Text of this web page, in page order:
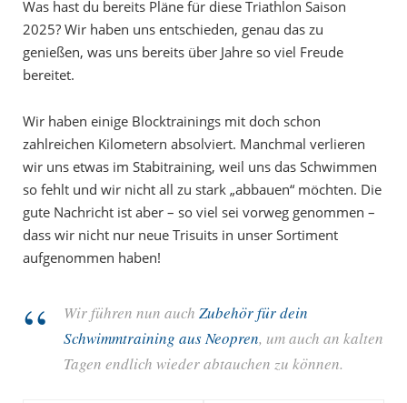
Was hast du bereits Pläne für diese Triathlon Saison
2025? Wir haben uns entschieden, genau das zu
genießen, was uns bereits über Jahre so viel Freude
bereitet.
Wir haben einige Blocktrainings mit doch schon
zahlreichen Kilometern absolviert. Manchmal verlieren
wir uns etwas im Stabitraining, weil uns das Schwimmen
so fehlt und wir nicht all zu stark „abbauen“ möchten. Die
gute Nachricht ist aber – so viel sei vorweg genommen –
dass wir nicht nur neue Trisuits in unser Sortiment
aufgenommen haben!
Wir führen nun auch Zubehör für dein
Schwimmtraining aus Neopren, um auch an kalten
Tagen endlich wieder abtauchen zu können.